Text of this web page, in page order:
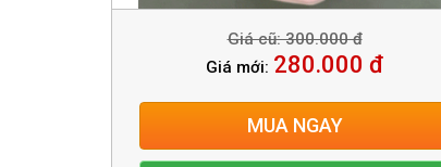
Giá cũ: 300.000 đ
Giá mới: 280.000 đ
MUA NGAY